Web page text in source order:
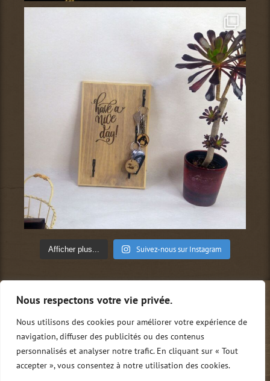
Nous respectons votre vie privée.
Nous utilisons des cookies pour améliorer votre expérience de
navigation, diffuser des publicités ou des contenus
personnalisés et analyser notre trafic. En cliquant sur « Tout
accepter », vous consentez à notre utilisation des cookies.
Afficher plus... Suivez-nous sur Instagram
Qui sommes-nous ?
Conditions générales de vente
Nous contacter
0